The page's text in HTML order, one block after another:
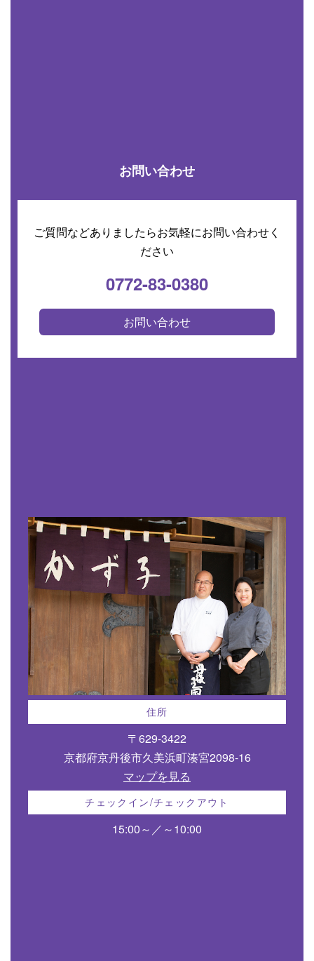
お問い合わせ
ご質問などありましたらお気軽にお問い合わせく
ださい
0772-83-0380
お問い合わせ
住所
〒629-3422
京都府京丹後市久美浜町湊宮2098-16
マップを見る
チェックイン/チェックアウト
15:00～／～10:00